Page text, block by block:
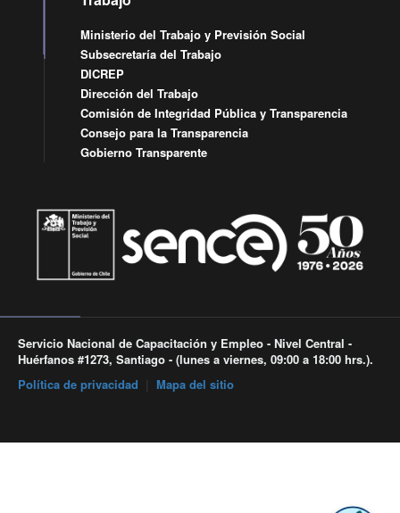
Ministerio del Trabajo y Previsión Social
Subsecretaría del Trabajo
DICREP
Dirección del Trabajo
Comisión de Integridad Pública y Transparencia
Consejo para la Transparencia
Gobierno Transparente
Servicio Nacional de Capacitación y Empleo - Nivel Central -
Huérfanos #1273, Santiago - (lunes a viernes, 09:00 a 18:00 hrs.).
Política de privacidad
Mapa del sitio